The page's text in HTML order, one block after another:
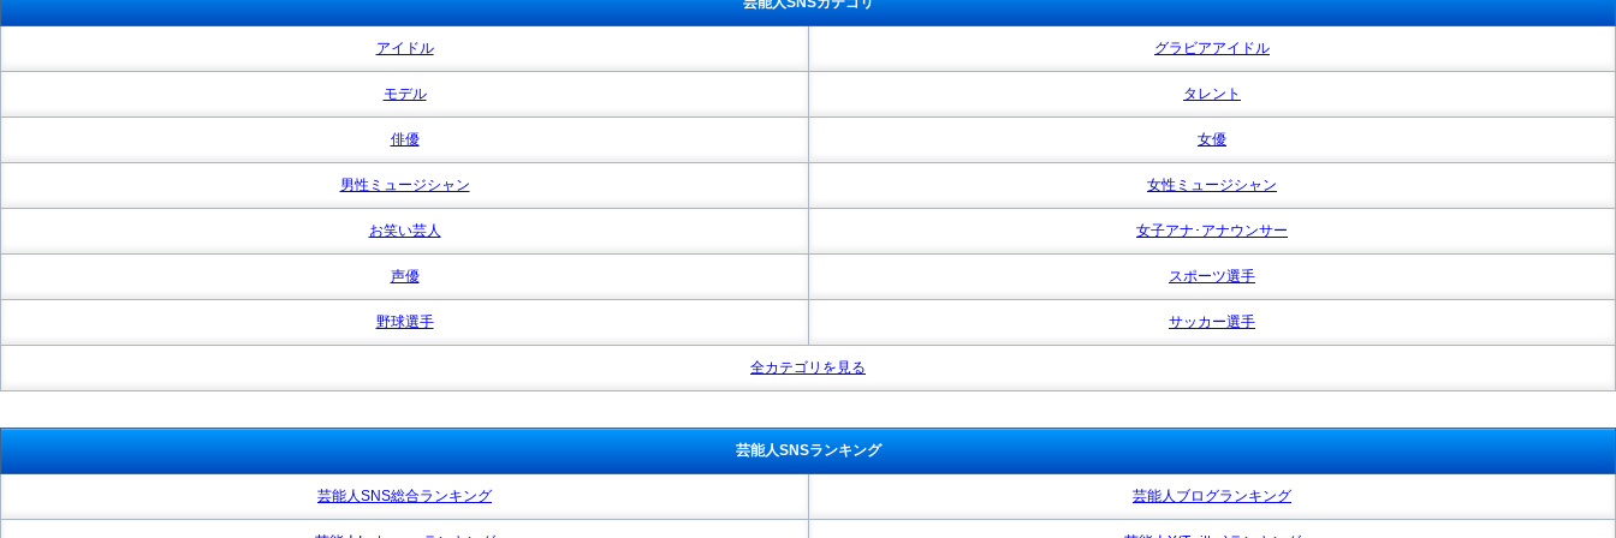
アイドル グラビアアイドル
モデル タレント
俳優 女優
男性ミュージシャン 女性ミュージシャン
お笑い芸人 女子アナ･アナウンサー
声優 スポーツ選手
野球選手 サッカー選手
全カテゴリを見る
芸能人SNSランキング
芸能人SNS総合ランキング 芸能人ブログランキング